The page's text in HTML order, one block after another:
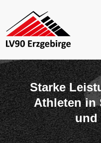
springen
Starke
Athleten in
und